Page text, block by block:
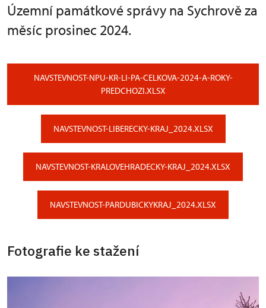
Územní památkové správy na Sychrově za
měsíc prosinec 2024.
NAVSTEVNOST-NPU-KR-LI-PA-CELKOVA-2024-A-ROKY-
PREDCHOZI.XLSX
NAVSTEVNOST-LIBERECKY-KRAJ_2024.XLSX
NAVSTEVNOST-KRALOVEHRADECKY-KRAJ_2024.XLSX
NAVSTEVNOST-PARDUBICKYKRAJ_2024.XLSX
Fotografie ke stažení